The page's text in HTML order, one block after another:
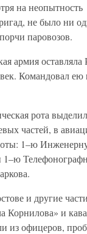
на неопытность
не было ни
паровозов.
армия оставляла
Командовал ею
рота
частей, в
1–ю
и другие
Корнилова» и
из офицеров,